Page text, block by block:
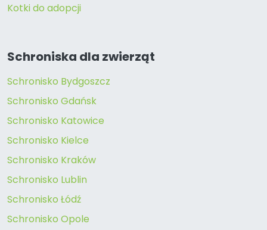
Kotki do adopcji
Schroniska dla zwierząt
Schronisko Bydgoszcz
Schronisko Gdańsk
Schronisko Katowice
Schronisko Kielce
Schronisko Kraków
Schronisko Lublin
Schronisko Łódź
Schronisko Opole